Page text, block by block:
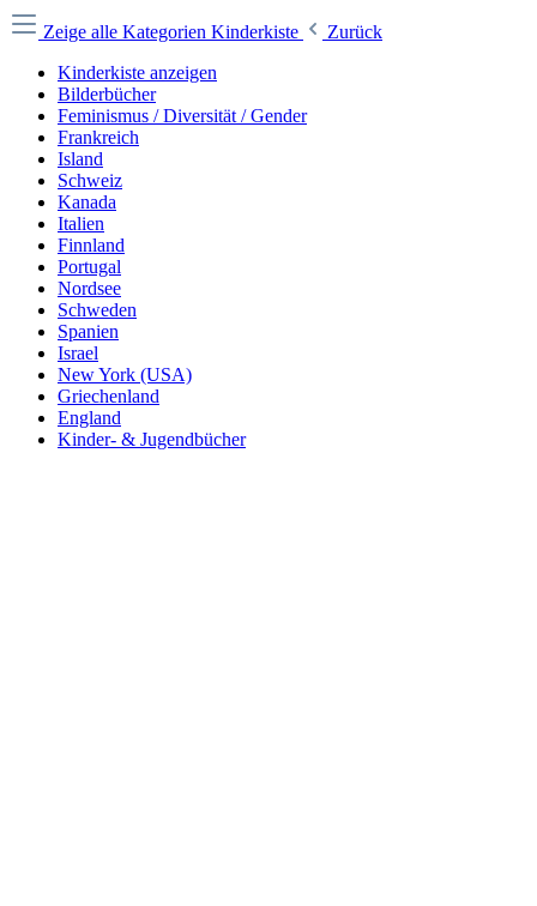
Zeige alle Kategorien Kinderkiste
Zurück
Kinderkiste anzeigen
Bilderbücher
Feminismus / Diversität / Gender
Frankreich
Island
Schweiz
Kanada
Italien
Finnland
Portugal
Nordsee
Schweden
Spanien
Israel
New York (USA)
Griechenland
England
Kinder- & Jugendbücher